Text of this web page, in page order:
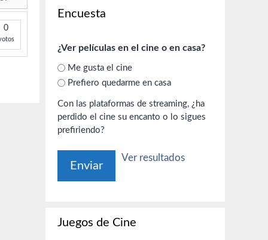
0
Encuesta
¿Ver películas en el cine o en casa?
Me gusta el cine
Prefiero quedarme en casa
Con las plataformas de streaming, ¿ha
perdido el cine su encanto o lo sigues
prefiriendo?
Ver resultados
Juegos de Cine